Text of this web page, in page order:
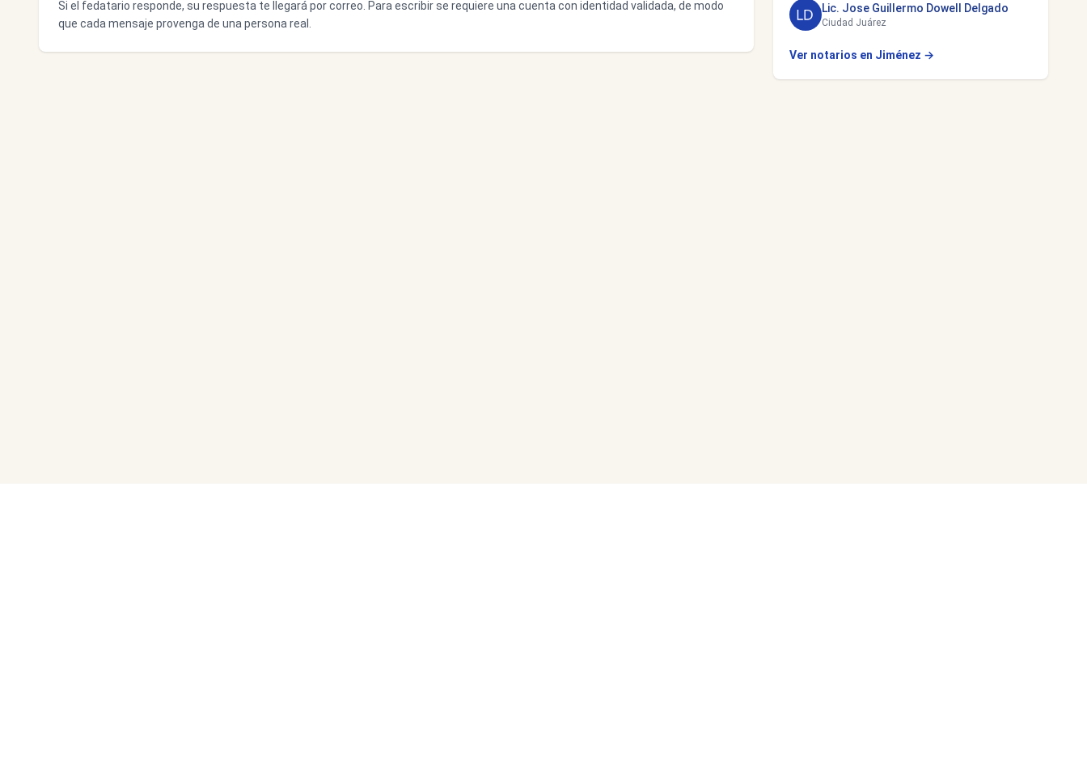
Si el fedatario responde, su respuesta te llegará por correo. Para escribir se requiere una cuenta con identidad validada, de modo
que cada mensaje provenga de una persona real.
Lic. Jose Guillermo Dowell Delgado
Ciudad Juárez
Ver notarios en Jiménez →